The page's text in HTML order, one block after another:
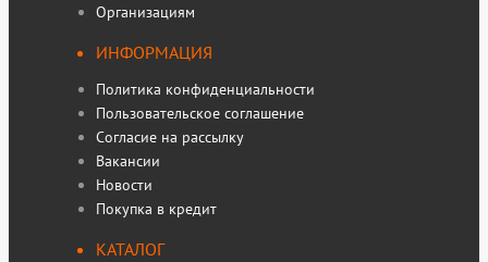
Организациям
ИНФОРМАЦИЯ
Политика конфиденциальности
Пользовательское соглашение
Согласие на рассылку
Вакансии
Новости
Покупка в кредит
КАТАЛОГ